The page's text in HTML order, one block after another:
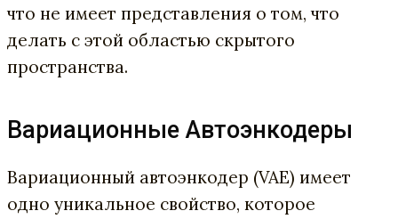
что не имеет представления о том, что
делать с этой областью скрытого
пространства.
Вариационные Автоэнкодеры
Вариационный автоэнкодер (VAE) имеет
одно уникальное свойство, которое